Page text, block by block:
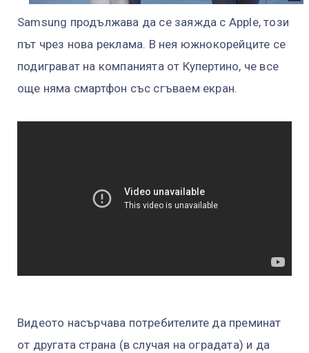
Samsung продължава да се заяжда с Apple, този
път чрез нова реклама. В нея южнокорейците се
подиграват на компанията от Купертино, че все
още няма смартфон със сгъваем екран.
Видеото насърчава потребителите да преминат
от другата страна (в случая на оградата) и да